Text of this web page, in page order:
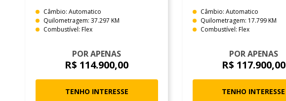
Câmbio: Automatico
Quilometragem: 37.297 KM
Combustível: Flex
POR APENAS
R$ 114.900,00
TENHO INTERESSE
Câmbio: Automatico
Quilometragem: 17.799 KM
Combustível: Flex
POR APENAS
R$ 117.900,00
TENHO INTERESSE